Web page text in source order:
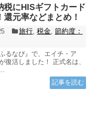
税にHISギフトカード
還元率などまとめ！
旅行,税金,節約度：
るなび』で、エイチ・ア
復活しました！ 正式名は、
記事を読む